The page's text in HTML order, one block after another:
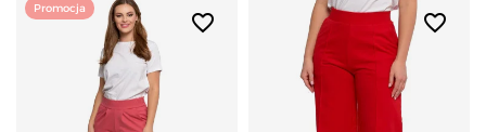
Promocja
favorite_border favorite_border